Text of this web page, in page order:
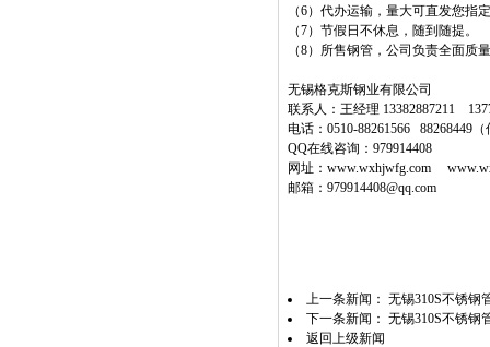
（6）代办运输，量大可直发您指
（7）节假日不休息，随到随提。
（8）所售钢管，公司负责全面质
无锡格克斯钢业有限公司
联系人：王经理 13382887211
电话：0510-88261566 88268449（
QQ在线咨询：979914408
网址：www.wxhjwfg.com
邮箱：979914408@qq.com
上一条新闻： 无锡310S不锈钢
下一条新闻： 无锡310S不锈钢
返回上级新闻